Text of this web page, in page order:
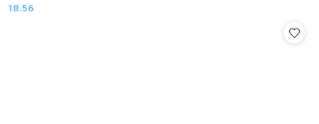
Cena:
18.56